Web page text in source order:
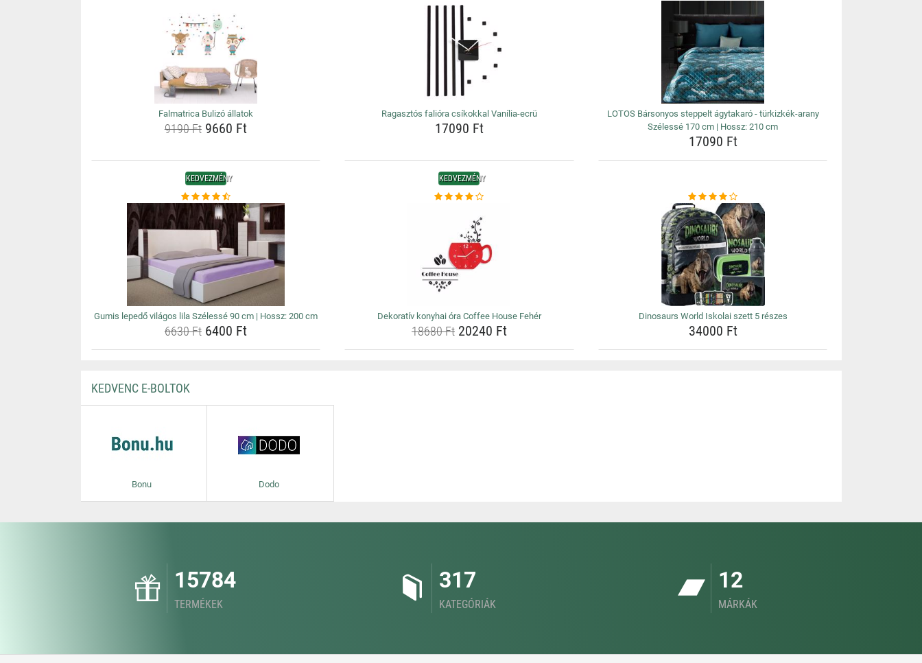
Falmatrica Bulizó állatok
9190 Ft9660 Ft
Ragasztós falióra csíkokkal Vanília-ecrü
17090 Ft
LOTOS Bársonyos steppelt ágytakaró - türkizkék-arany
Szélessé 170 cm | Hossz: 210 cm
17090 Ft
KEDVEZMÉNY
Gumis lepedő világos lila Szélessé 90 cm | Hossz: 200 cm
6630 Ft6400 Ft
KEDVEZMÉNY
Dekoratív konyhai óra Coffee House Fehér
18680 Ft20240 Ft
Dinosaurs World Iskolai szett 5 részes
34000 Ft
KEDVENC E-BOLTOK
Bonu Dodo
15784
TERMÉKEK
317
KATEGÓRIÁK
12
MÁRKÁK